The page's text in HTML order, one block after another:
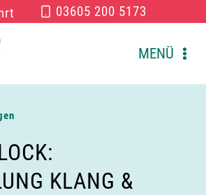
03605 200 5173
MENÜ
KLANG &